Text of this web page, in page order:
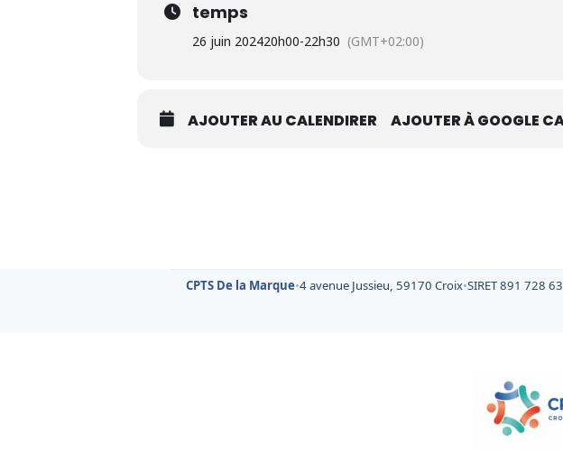
temps
26 juin 202420h00-22h30 (GMT+02:00)
AJOUTER AU CALENDIRER AJOUTER À GOOGLE
CPTS De la Marque•4 avenue Jussieu, 59170 Croix•SIRET 891 728